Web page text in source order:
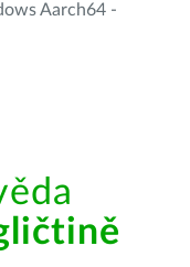
Aarch64 -